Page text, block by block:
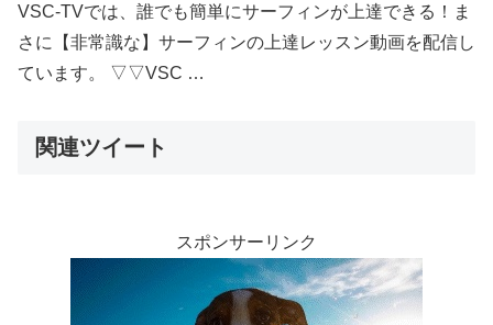
VSC-TVでは、誰でも簡単にサーフィンが上達できる！ま
さに【非常識な】サーフィンの上達レッスン動画を配信し
ています。 ▽▽VSC …
関連ツイート
スポンサーリンク